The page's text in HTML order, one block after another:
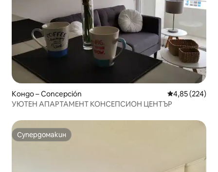
Кондо – Concepción Средна
4,85 (224)
УЮТЕН АПАРТАМЕНТ КОНСЕПСИОН ЦЕНТЪР
Супердомакин
Супердомакин